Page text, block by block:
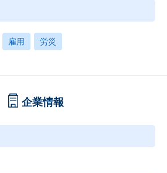
雇用 労災
企業情報